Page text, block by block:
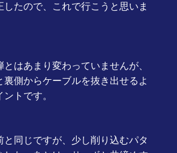
したので、これで行こうと思いま
はあまり変わっていませんが、
裏側からケーブルを抜き出せるよ
トです。
と同じですが、少し削り込むパタ